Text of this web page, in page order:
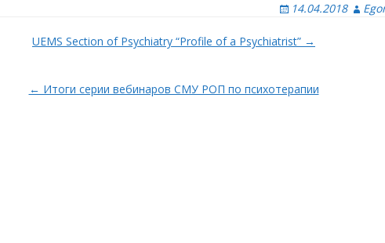
на-Дону
14.04.2018
UEMS Section of Psychiatry “Profile of a Psychiatrist” →
← Итоги серии вебинаров СМУ РОП по психотерапии